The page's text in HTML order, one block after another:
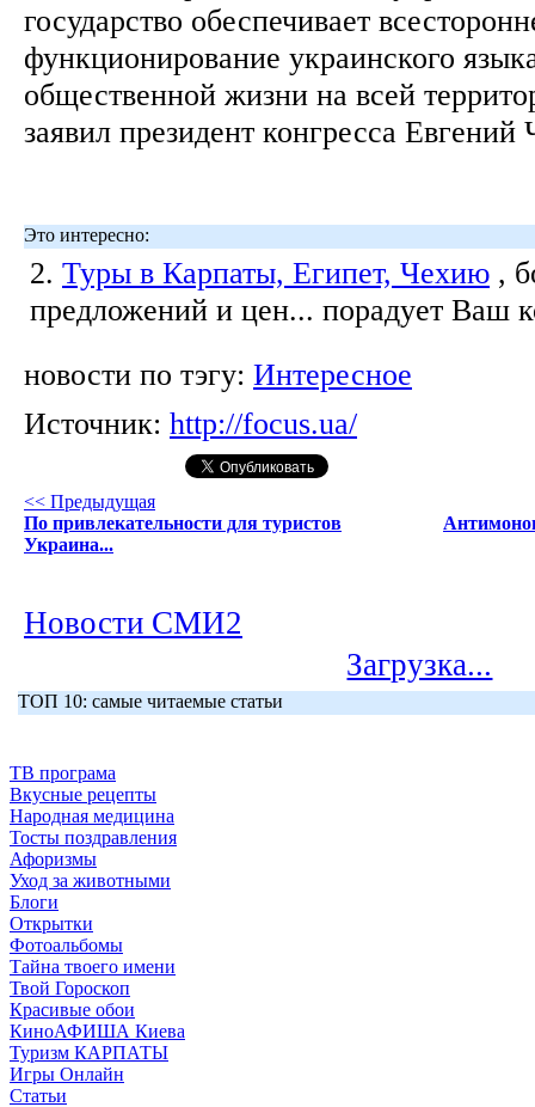
государство обеспечивает
функционирование украинского
общественной жизни на всей
заявил президент конгресса
Это интересно:
2. Туры в Карпаты, Египет, Чехию ,
предложений и цен... порадует Ваш
новости по тэгу: Интересное
Источник: http://focus.ua/
<< Предыдущая
По привлекательности для туристов
Украина...
Новости СМИ2
Загрузка...
ТОП 10: самые читаемые статьи
ТВ програма
Вкусные рецепты
Народная медицина
Тосты поздравления
Афоризмы
Уход за животными
Блоги
Открытки
Фотоальбомы
Тайна твоего имени
Твой Гороскоп
Красивые обои
КиноАФИША Киева
Туризм КАРПАТЫ
Игры Онлайн
Статьи